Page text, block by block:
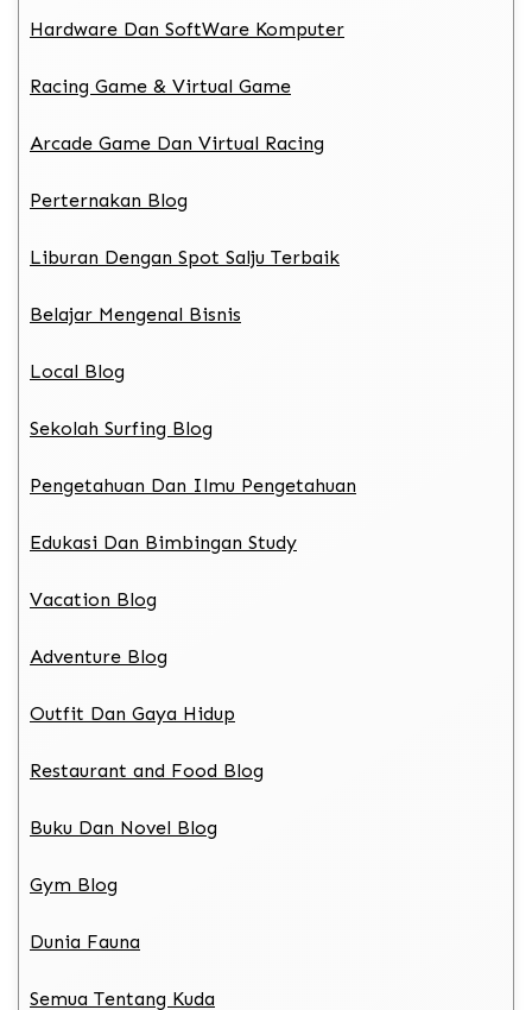
Hardware Dan SoftWare Komputer
Racing Game & Virtual Game
Arcade Game Dan Virtual Racing
Perternakan Blog
Liburan Dengan Spot Salju Terbaik
Belajar Mengenal Bisnis
Local Blog
Sekolah Surfing Blog
Pengetahuan Dan Ilmu Pengetahuan
Edukasi Dan Bimbingan Study
Vacation Blog
Adventure Blog
Outfit Dan Gaya Hidup
Restaurant and Food Blog
Buku Dan Novel Blog
Gym Blog
Dunia Fauna
Semua Tentang Kuda